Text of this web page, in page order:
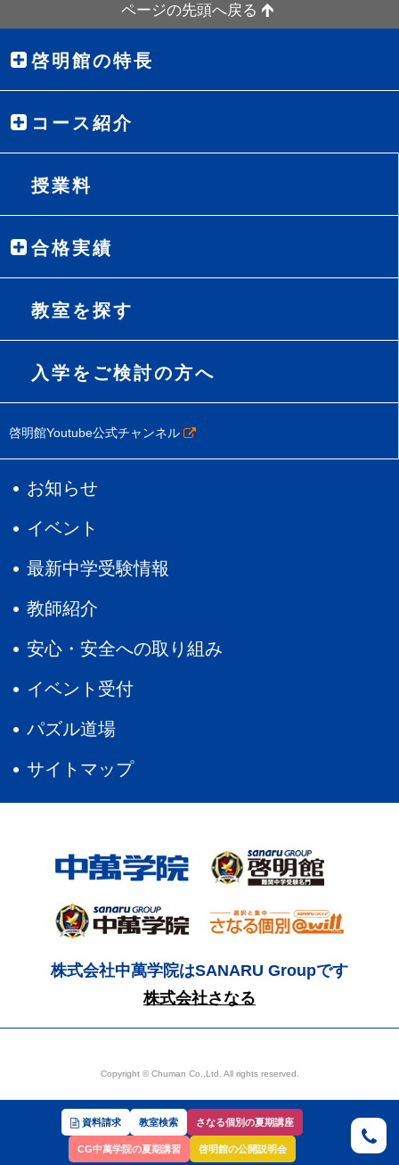
資料請求 教室検索 さなる個別の夏期講座
CG中萬学院の夏期講習 啓明館の公開説明会
ページの先頭へ戻る
啓明館の特長
コース紹介
授業料
合格実績
教室を探す
入学をご検討の方へ
啓明館Youtube公式チャンネル
お知らせ
イベント
最新中学受験情報
教師紹介
安心・安全への取り組み
イベント受付
パズル道場
サイトマップ
株式会社中萬学院はSANARU Groupです
株式会社さなる
Copyright © Chuman Co.,Ltd. All rights reserved.